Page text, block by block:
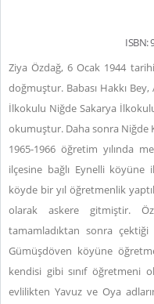
ISBN:
Ziya Özdağ, 6 Ocak 1944
doğmuştur. Babası Hakkı Bey,
İlkokulu Niğde Sakarya
okumuştur. Daha sonra Niğde
1965-1966 öğretim yılında
ilçesine bağlı Eynelli köyüne
köyde bir yıl öğretmenlik
olarak askere gitmiştir.
tamamladıktan sonra
Gümüşdöven köyüne
kendisi gibi sınıf öğretmeni
evlilikten Yavuz ve Oya